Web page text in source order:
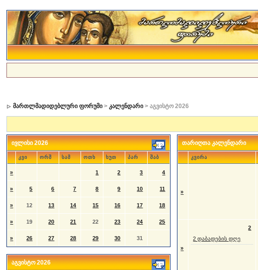
მართლმადიდებლური ფორუმი >კალენდარი > აგვისტო 2026
ივლისი 2026
კვი ორშ სამ ოთხ ხუთ პარ შაბ
» 1 2 3 4
» 5 6 7 8 9 10 11
» 12 13 14 15 16 17 18
» 19 20 21 22 23 24 25
» 26 27 28 29 30 31
აგვისტო 2026
თარიღთა კალენდარი
კვირა
»
»
2
2 დაბადების დღე